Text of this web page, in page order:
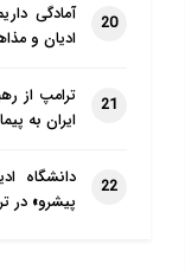
20
آمادگی
ادیان و
21
ترامپ از
ایران به
22
دانشگاه
پیشرو» در